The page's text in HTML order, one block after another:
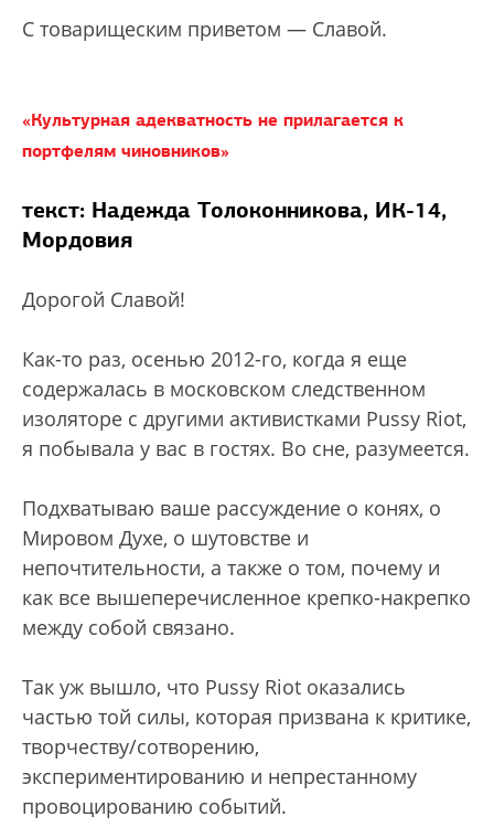
С товарищеским приветом — Славой.
«Культурная адекватность не прилагается к
портфелям чиновников»
текст: Надежда Толоконникова, ИК-14,
Мордовия
Дорогой Славой!
Как-то раз, осенью 2012-го, когда я еще
содержалась в московском следственном
изоляторе с другими активистками Pussy Riot,
я побывала у вас в гостях. Во сне, разумеется.
Подхватываю ваше рассуждение о конях, о
Мировом Духе, о шутовстве и
непочтительности, а также о том, почему и
как все вышеперечисленное крепко-накрепко
между собой связано.
Так уж вышло, что Pussy Riot оказались
частью той силы, которая призвана к критике,
творчеству/сотворению,
экспериментированию и непрестанному
провоцированию событий.